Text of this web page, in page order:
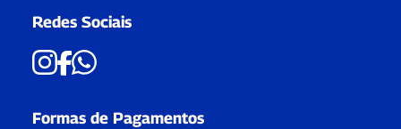
Redes Sociais
Formas de Pagamentos